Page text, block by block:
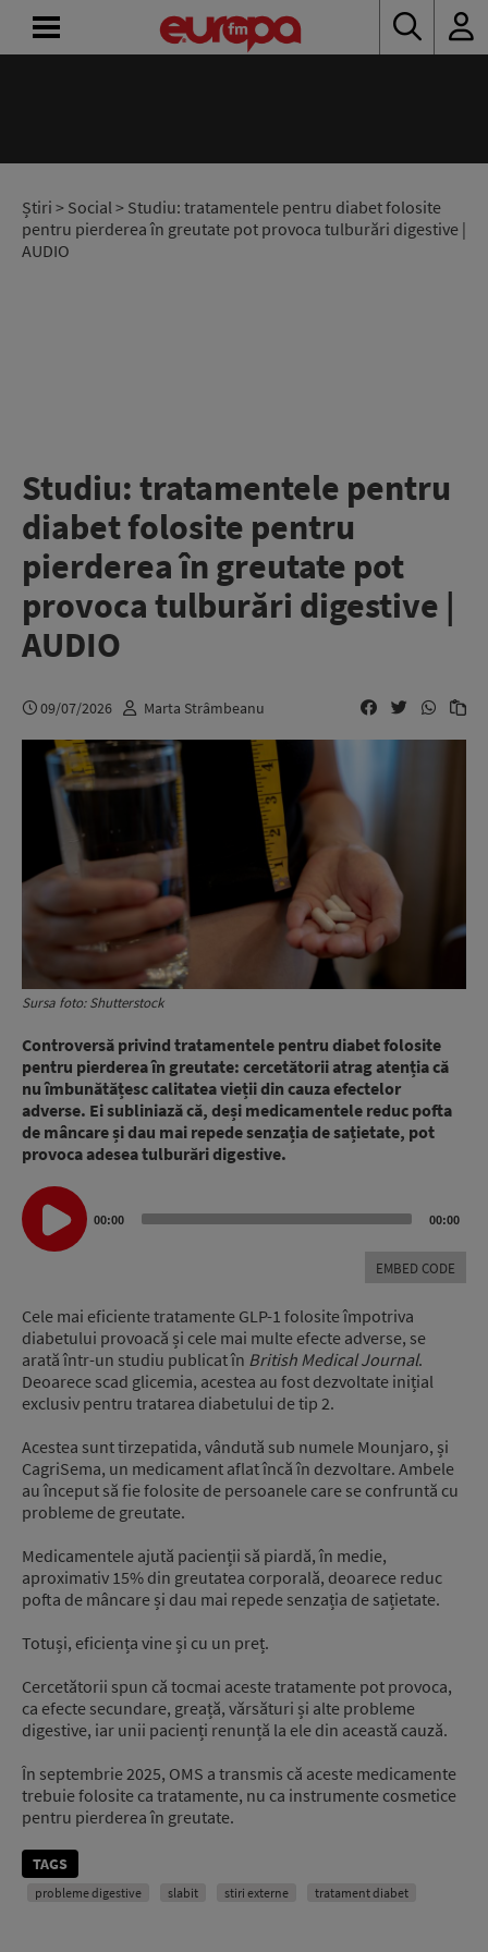
Știri > Social> Studiu: tratamentele pentru diabet folosite
pentru pierderea în greutate pot provoca tulburări digestive |
AUDIO
Studiu: tratamentele pentru
diabet folosite pentru
pierderea în greutate pot
provoca tulburări digestive |
AUDIO
09/07/2026 Marta Strâmbeanu
Sursa foto: Shutterstock
Controversă privind tratamentele pentru diabet folosite
pentru pierderea în greutate: cercetătorii atrag atenția că
nu îmbunătățesc calitatea vieții din cauza efectelor
adverse. Ei subliniază că, deși medicamentele reduc pofta
de mâncare și dau mai repede senzația de sațietate, pot
provoca adesea tulburări digestive.
Audio
Player
00:00 00:00
EMBED CODE
Cele mai eficiente tratamente GLP-1 folosite împotriva
diabetului provoacă și cele mai multe efecte adverse, se
arată într-un studiu publicat în British Medical Journal.
Deoarece scad glicemia, acestea au fost dezvoltate inițial
exclusiv pentru tratarea diabetului de tip 2.
Acestea sunt tirzepatida, vândută sub numele Mounjaro, și
CagriSema, un medicament aflat încă în dezvoltare. Ambele
au început să fie folosite de persoanele care se confruntă cu
probleme de greutate.
Medicamentele ajută pacienții să piardă, în medie,
aproximativ 15% din greutatea corporală, deoarece reduc
pofta de mâncare și dau mai repede senzația de sațietate.
Totuși, eficiența vine și cu un preț.
Cercetătorii spun că tocmai aceste tratamente pot provoca,
ca efecte secundare, greață, vărsături și alte probleme
digestive, iar unii pacienți renunță la ele din această cauză.
În septembrie 2025, OMS a transmis că aceste medicamente
trebuie folosite ca tratamente, nu ca instrumente cosmetice
pentru pierderea în greutate.
TAGS
probleme digestive slabit stiri externe tratament diabet
RADIO
CONCURSURI